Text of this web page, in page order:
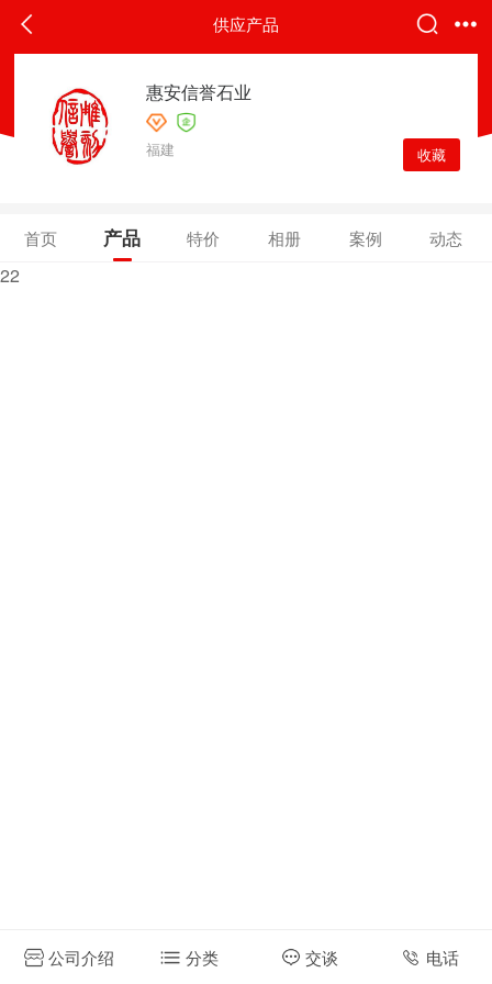
供应产品
惠安信誉石业
福建 收藏
首页 产品 特价 相册 案例 动态
22
公司介绍 分类 交谈 电话